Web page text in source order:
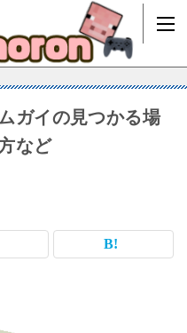
ガイの見つかる場
など